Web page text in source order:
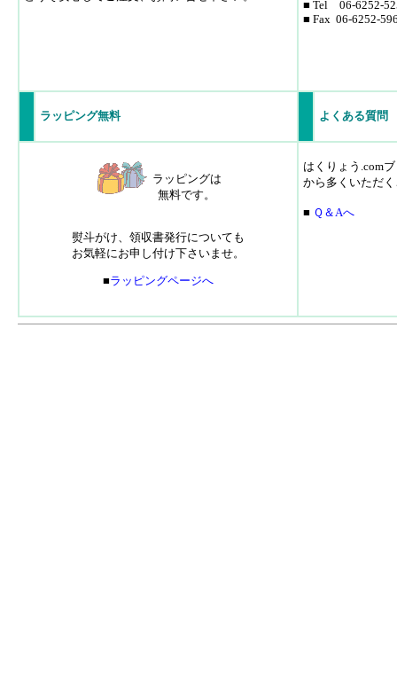
■ Tel 06-6252-
■ Fax 06-6252-
ラッピング無料 よくある質問
ラッピングは
無料です。
熨斗がけ、領収書発行についても
お気軽にお申し付け下さいませ。
■ラッピングページへ
はくりょう.com
から多くいただ
■ Ｑ＆Aへ